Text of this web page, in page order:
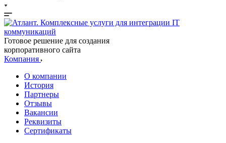
Готовое решение для создания
корпоративного сайта
Компания
О компании
История
Партнеры
Отзывы
Вакансии
Реквизиты
Сертификаты